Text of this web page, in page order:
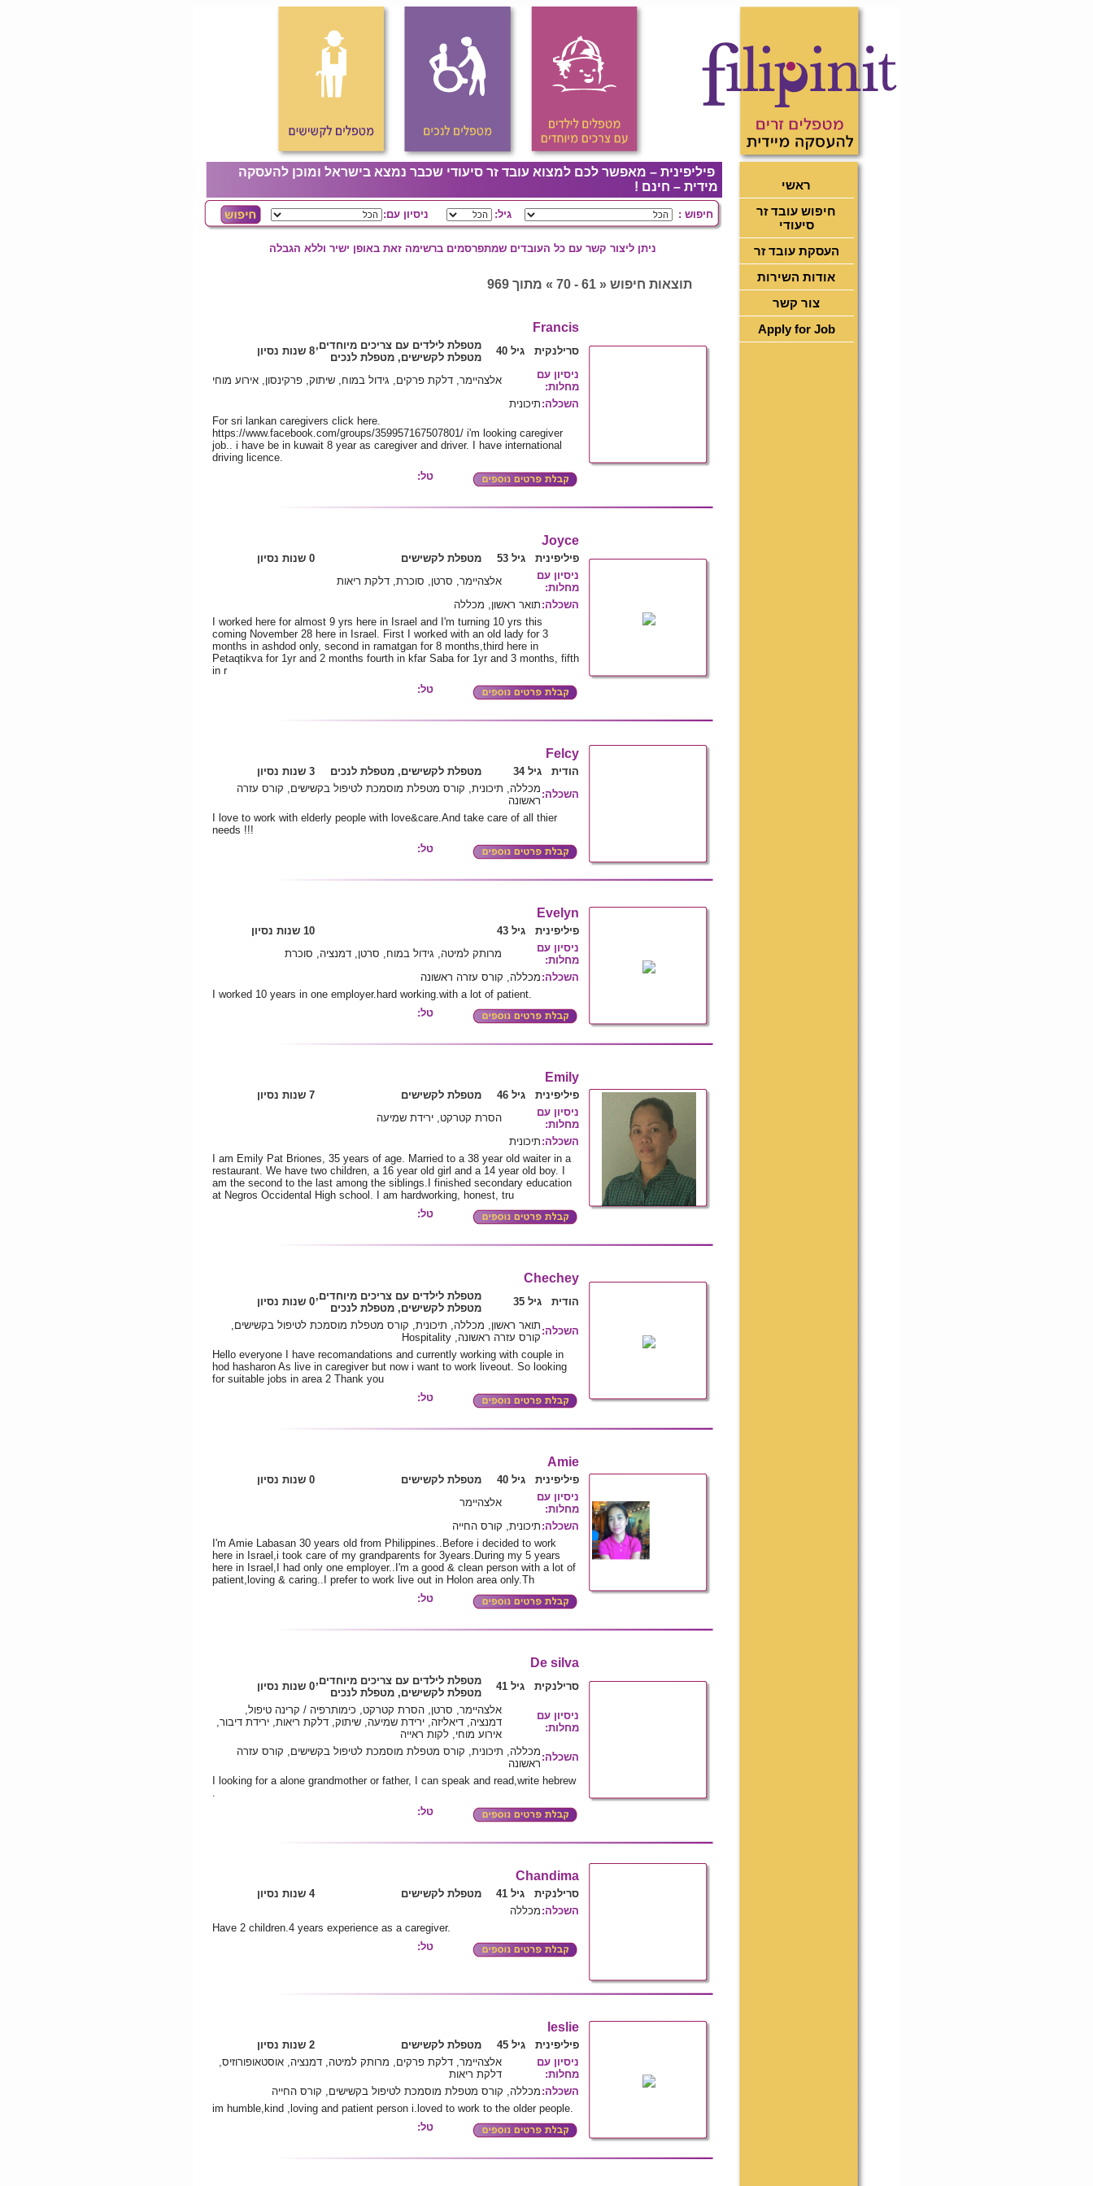
ראשי
חיפוש עובד זר
סיעודי
העסקת עובד זר
אודות השירות
צור קשר
Apply for Job
פיליפינית – מאפשר לכם למצוא עובד זר סיעודי שכבר נמצא בישראל ומוכן להעסקה
מידית – חינם !
חיפוש : גיל: ניסיון עם:
ניתן ליצור קשר עם כל העובדים שמתפרסמים ברשימה זאת באופן ישיר וללא הגבלה
תוצאות חיפוש « 61 - 70 » מתוך 969
Francis
סרילנקית גיל 40
מטפלת לילדים עם צריכים מיוחדים,
מטפלת לקשישים, מטפלת לנכים
8 שנות נסיון
ניסיון עם
מחלות:
אלצהיימר, דלקת פרקים, גידול במוח, שיתוק, פרקינסון, אירוע מוחי
השכלה: תיכונית
For sri lankan caregivers click here.
https://www.facebook.com/groups/359957167507801/ i'm looking caregiver
job.. i have be in kuwait 8 year as caregiver and driver. I have international
driving licence.
טל:
Joyce
פיליפינית גיל 53 מטפלת לקשישים
0 שנות נסיון
ניסיון עם
מחלות:
אלצהיימר, סרטן, סוכרת, דלקת ריאות
השכלה: תואר ראשון, מכללה
I worked here for almost 9 yrs here in Israel and I'm turning 10 yrs this
coming November 28 here in Israel. First I worked with an old lady for 3
months in ashdod only, second in ramatgan for 8 months,third here in
Petaqtikva for 1yr and 2 months fourth in kfar Saba for 1yr and 3 months, fifth
in r
טל:
Felcy
הודית גיל 34 מטפלת לקשישים, מטפלת לנכים
3 שנות נסיון
השכלה: מכללה, תיכונית, קורס מטפלת מוסמכת לטיפול בקשישים, קורס עזרה
ראשונה
I love to work with elderly people with love&care.And take care of all thier
needs !!!
טל:
Evelyn
פיליפינית גיל 43
10 שנות נסיון
ניסיון עם
מחלות:
מרותק למיטה, גידול במוח, סרטן, דמנציה, סוכרת
השכלה: מכללה, קורס עזרה ראשונה
I worked 10 years in one employer.hard working.with a lot of patient.
טל:
Emily
פיליפינית גיל 46 מטפלת לקשישים
7 שנות נסיון
ניסיון עם
מחלות:
הסרת קטרקט, ירידת שמיעה
השכלה: תיכונית
I am Emily Pat Briones, 35 years of age. Married to a 38 year old waiter in a
restaurant. We have two children, a 16 year old girl and a 14 year old boy. I
am the second to the last among the siblings.I finished secondary education
at Negros Occidental High school. I am hardworking, honest, tru
טל:
Chechey
הודית גיל 35
מטפלת לילדים עם צריכים מיוחדים,
מטפלת לקשישים, מטפלת לנכים
0 שנות נסיון
השכלה: תואר ראשון, מכללה, תיכונית, קורס מטפלת מוסמכת לטיפול בקשישים,
קורס עזרה ראשונה, Hospitality
Hello everyone I have recomandations and currently working with couple in
hod hasharon As live in caregiver but now i want to work liveout. So looking
for suitable jobs in area 2 Thank you
טל:
Amie
פיליפינית גיל 40 מטפלת לקשישים
0 שנות נסיון
ניסיון עם
מחלות:
אלצהיימר
השכלה: תיכונית, קורס החייה
I'm Amie Labasan 30 years old from Philippines..Before i decided to work
here in Israel,i took care of my grandparents for 3years.During my 5 years
here in Israel,I had only one employer..I'm a good & clean person with a lot of
patient,loving & caring..I prefer to work live out in Holon area only.Th
טל:
De silva
סרילנקית גיל 41
מטפלת לילדים עם צריכים מיוחדים,
מטפלת לקשישים, מטפלת לנכים
0 שנות נסיון
ניסיון עם
מחלות:
אלצהיימר, סרטן, הסרת קטרקט, כימותרפיה / קרינה טיפול,
דמנציה, דיאליזה, ירידת שמיעה, שיתוק, דלקת ריאות, ירידת דיבור,
אירוע מוחי, לקות ראייה
השכלה: מכללה, תיכונית, קורס מטפלת מוסמכת לטיפול בקשישים, קורס עזרה
ראשונה
I looking for a alone grandmother or father, I can speak and read,write hebrew
.
טל:
Chandima
סרילנקית גיל 41 מטפלת לקשישים
4 שנות נסיון
השכלה: מכללה
Have 2 children.4 years experience as a caregiver.
טל:
leslie
פיליפינית גיל 45 מטפלת לקשישים
2 שנות נסיון
ניסיון עם
מחלות:
אלצהיימר, דלקת פרקים, מרותק למיטה, דמנציה, אוסטאופורוזיס,
דלקת ריאות
השכלה: מכללה, קורס מטפלת מוסמכת לטיפול בקשישים, קורס החייה
im humble,kind ,loving and patient person i.loved to work to the older people.
טל: